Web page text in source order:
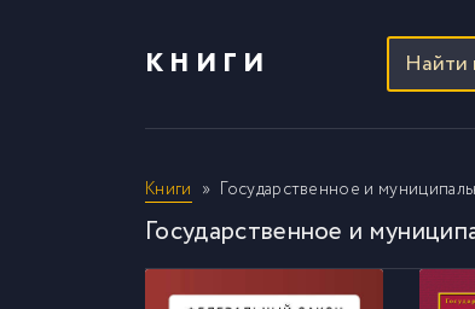
КНИГИ
Книги Государственное и
Государственное и